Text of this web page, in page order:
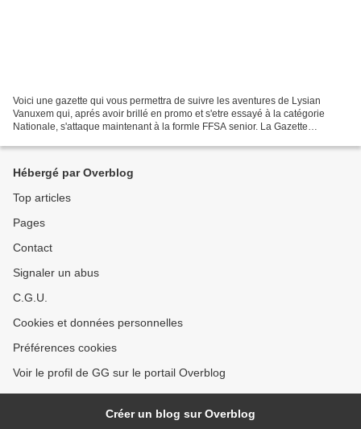
Voici une gazette qui vous permettra de suivre les aventures de Lysian
Vanuxem qui, aprés avoir brillé en promo et s'etre essayé à la catégorie
Nationale, s'attaque maintenant à la formle FFSA senior. La Gazette
Hébergé par Overblog
Top articles
Pages
Contact
Signaler un abus
C.G.U.
Cookies et données personnelles
Préférences cookies
Voir le profil de GG sur le portail Overblog
Créer un blog sur Overblog